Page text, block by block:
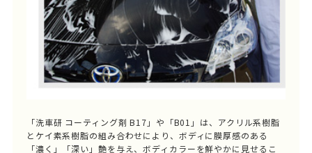
「洗車研 コーティング剤 B17」や「B01」は、アクリル系樹脂
とケイ素系樹脂の組み合わせにより、ボディに膜厚感のある
「濃く」「深い」艶を与え、ボディカラーを鮮やかに見せるこ